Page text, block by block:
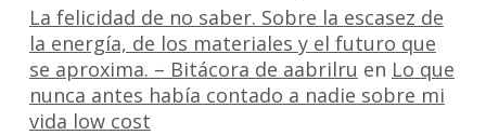
La felicidad de no saber. Sobre la escasez de
la energía, de los materiales y el futuro que
se aproxima. – Bitácora de aabrilru en Lo que
nunca antes había contado a nadie sobre mi
vida low cost